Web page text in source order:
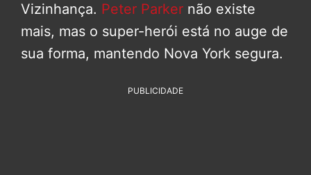
Vizinhança. Peter Parker não existe
mais, mas o super-herói está no auge de
sua forma, mantendo Nova York segura.
PUBLICIDADE